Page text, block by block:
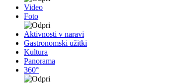
Video
Foto
Aktivnosti v naravi
Gastronomski užitki
Kultura
Panorama
360°